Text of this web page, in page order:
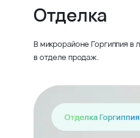
Отделка
В микрорайоне Горгиппия в
в отделе продаж.
Отделка Горгиппия